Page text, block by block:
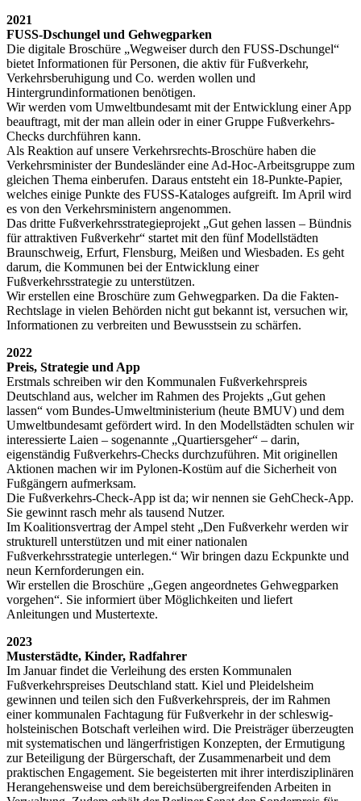
2021
FUSS-Dschungel und Gehwegparken
Die digitale Broschüre „Wegweiser durch den FUSS-Dschungel“
bietet Informationen für Personen, die aktiv für Fußverkehr,
Verkehrsberuhigung und Co. werden wollen und
Hintergrundinformationen benötigen.
Wir werden vom Umweltbundesamt mit der Entwicklung einer App
beauftragt, mit der man allein oder in einer Gruppe Fußverkehrs-
Checks durchführen kann.
Als Reaktion auf unsere Verkehrsrechts-Broschüre haben die
Verkehrsminister der Bundesländer eine Ad-Hoc-Arbeitsgruppe zum
gleichen Thema einberufen. Daraus entsteht ein 18-Punkte-Papier,
welches einige Punkte des FUSS-Kataloges aufgreift. Im April wird
es von den Verkehrsministern angenommen.
Das dritte Fußverkehrsstrategieprojekt „Gut gehen lassen – Bündnis
für attraktiven Fußverkehr“ startet mit den fünf Modellstädten
Braunschweig, Erfurt, Flensburg, Meißen und Wiesbaden. Es geht
darum, die Kommunen bei der Entwicklung einer
Fußverkehrsstrategie zu unterstützen.
Wir erstellen eine Broschüre zum Gehwegparken. Da die Fakten-
Rechtslage in vielen Behörden nicht gut bekannt ist, versuchen wir,
Informationen zu verbreiten und Bewusstsein zu schärfen.
2022
Preis, Strategie und App
Erstmals schreiben wir den Kommunalen Fußverkehrspreis
Deutschland aus, welcher im Rahmen des Projekts „Gut gehen
lassen“ vom Bundes-Umweltministerium (heute BMUV) und dem
Umweltbundesamt gefördert wird. In den Modellstädten schulen wir
interessierte Laien – sogenannte „Quartiersgeher“ – darin,
eigenständig Fußverkehrs-Checks durchzuführen. Mit originellen
Aktionen machen wir im Pylonen-Kostüm auf die Sicherheit von
Fußgängern aufmerksam.
Die Fußverkehrs-Check-App ist da; wir nennen sie GehCheck-App.
Sie gewinnt rasch mehr als tausend Nutzer.
Im Koalitionsvertrag der Ampel steht „Den Fußverkehr werden wir
strukturell unterstützen und mit einer nationalen
Fußverkehrsstrategie unterlegen.“ Wir bringen dazu Eckpunkte und
neun Kernforderungen ein.
Wir erstellen die Broschüre „Gegen angeordnetes Gehwegparken
vorgehen“. Sie informiert über Möglichkeiten und liefert
Anleitungen und Mustertexte.
2023
Musterstädte, Kinder, Radfahrer
Im Januar findet die Verleihung des ersten Kommunalen
Fußverkehrspreises Deutschland statt. Kiel und Pleidelsheim
gewinnen und teilen sich den Fußverkehrspreis, der im Rahmen
einer kommunalen Fachtagung für Fußverkehr in der schleswig-
holsteinischen Botschaft verleihen wird. Die Preisträger überzeugten
mit systematischen und längerfristigen Konzepten, der Ermutigung
zur Beteiligung der Bürgerschaft, der Zusammenarbeit und dem
praktischen Engagement. Sie begeisterten mit ihrer interdisziplinären
Herangehensweise und dem bereichsübergreifenden Arbeiten in